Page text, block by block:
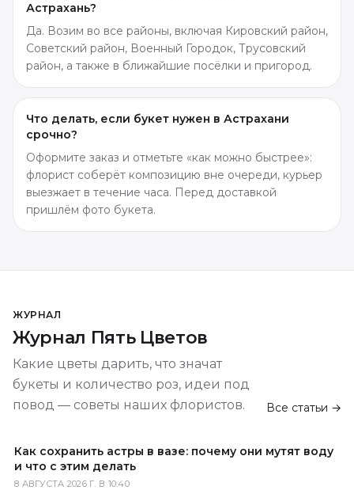
Астрахань?
Да. Возим во все районы, включая Кировский район,
Советский район, Военный Городок, Трусовский
район, а также в ближайшие посёлки и пригород.
Что делать, если букет нужен в Астрахани
срочно?
Оформите заказ и отметьте «как можно быстрее»:
флорист соберёт композицию вне очереди, курьер
выезжает в течение часа. Перед доставкой
пришлём фото букета.
ЖУРНАЛ
Журнал Пять Цветов
Какие цветы дарить, что значат
букеты и количество роз, идеи под
повод — советы наших флористов.
Все статьи →
Как сохранить астры в вазе: почему они мутят воду
и что с этим делать
8 АВГУСТА 2026 Г. В 10:40